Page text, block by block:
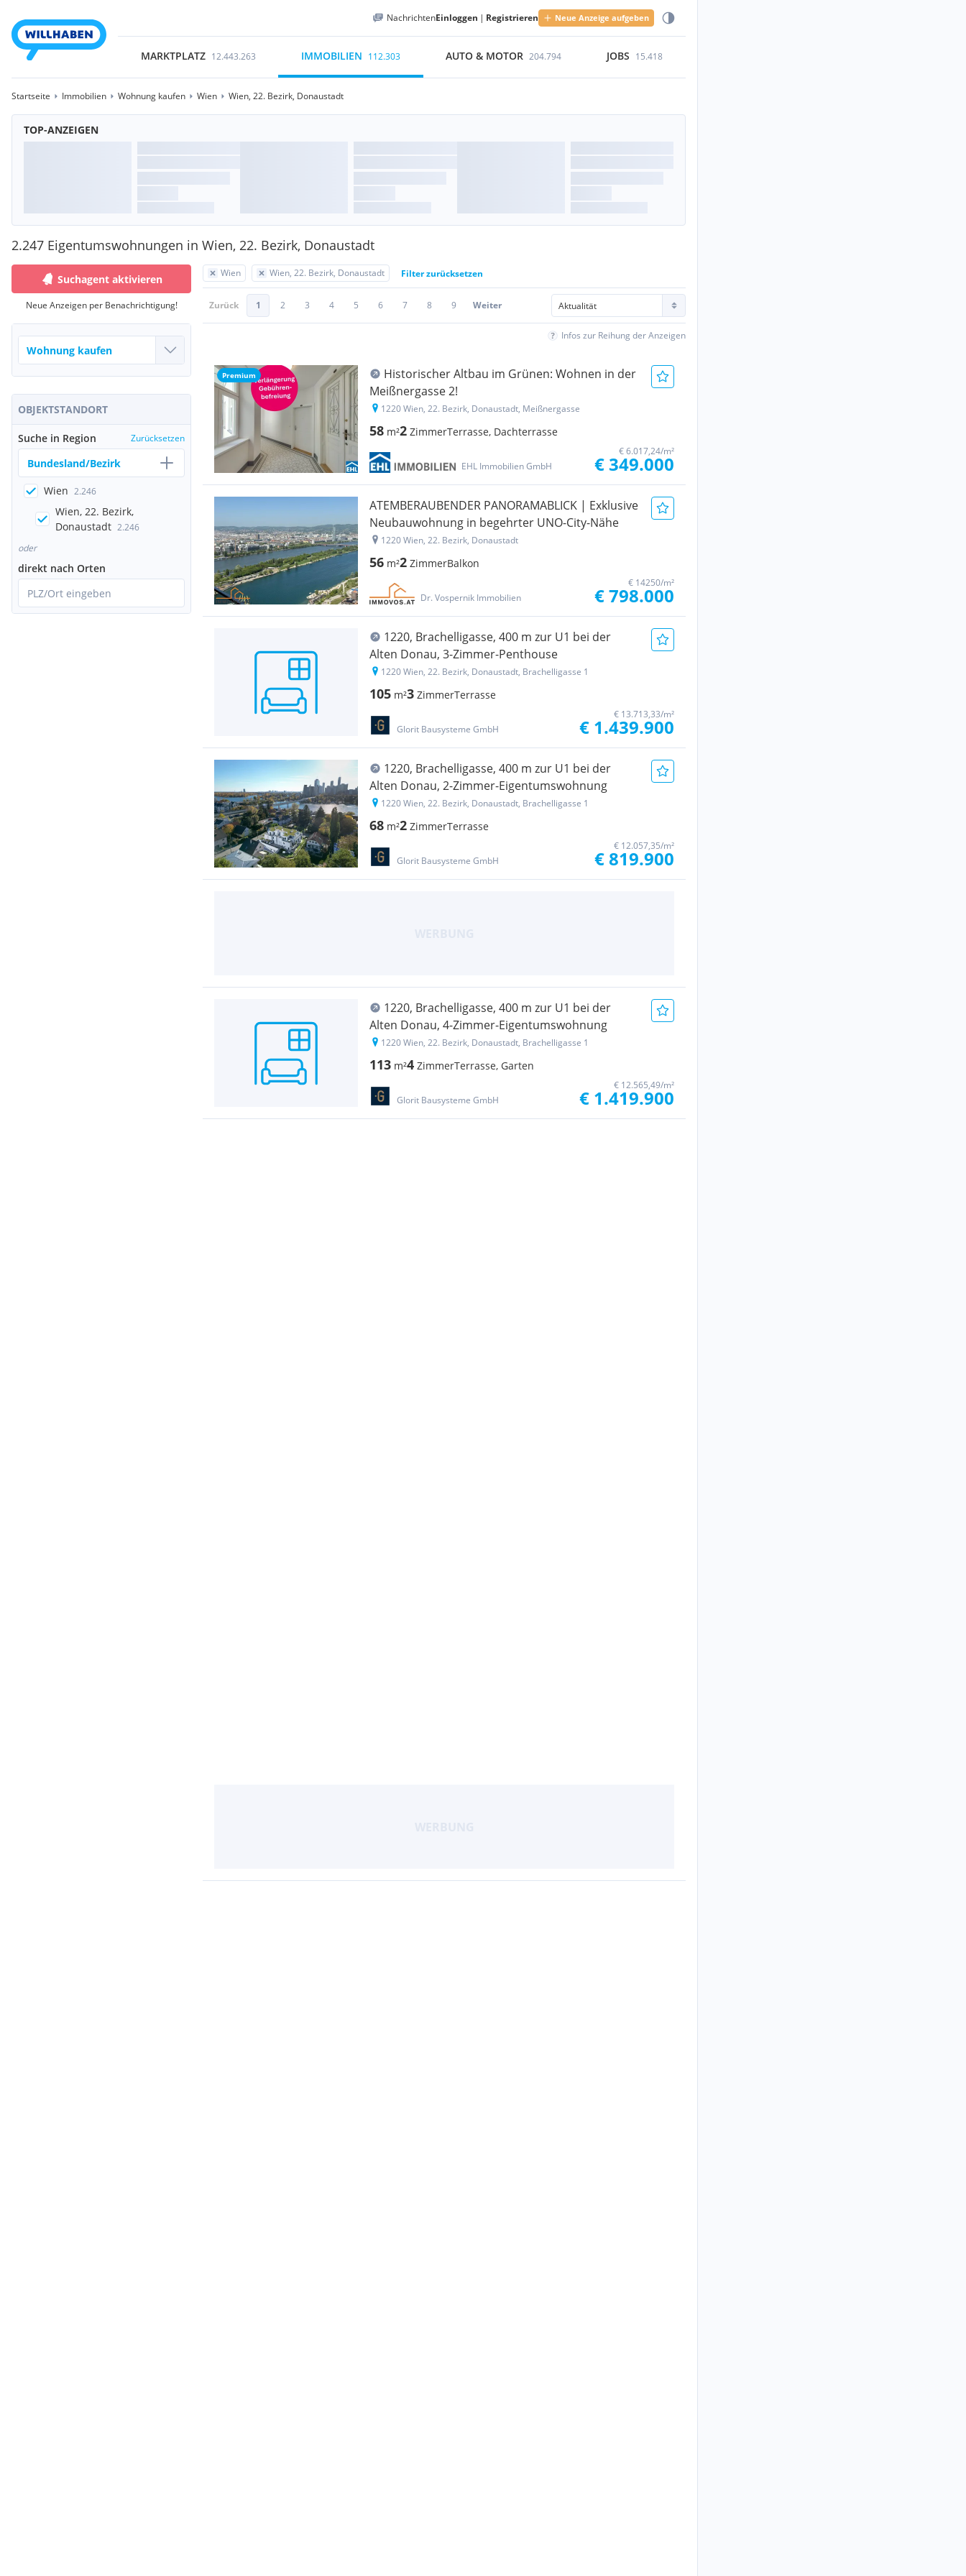
NachrichtenEinloggen | Registrieren Neue Anzeige aufgeben
MARKTPLATZ 12.443.263 IMMOBILIEN 112.303 AUTO & MOTOR 204.794 JOBS 15.418
Startseite Immobilien Wohnung kaufen Wien Wien, 22. Bezirk, Donaustadt
TOP-ANZEIGEN
2.247 Eigentumswohnungen in Wien, 22. Bezirk, Donaustadt
Suchagent aktivieren
Neue Anzeigen per Benachrichtigung!
OBJEKTSTANDORT
Suche in Region Zurücksetzen
Bundesland/Bezirk
Wien 2.246
Wien, 22. Bezirk,
Donaustadt 2.246
oder
direkt nach Orten
PLZ/Ort eingeben
Wien Wien, 22. Bezirk, Donaustadt Filter zurücksetzen
Zurück 1 2 3 4 5 6 7 8 9 Weiter
Infos zur Reihung der Anzeigen
Premium
Historischer Altbau im Grünen: Wohnen in der
Meißnergasse 2!
1220 Wien, 22. Bezirk, Donaustadt, Meißnergasse
58 m²2 ZimmerTerrasse, Dachterrasse
EHL Immobilien GmbH
€ 6.017,24/m²
€ 349.000
ATEMBERAUBENDER PANORAMABLICK | Exklusive
Neubauwohnung in begehrter UNO-City-Nähe
1220 Wien, 22. Bezirk, Donaustadt
56 m²2 ZimmerBalkon
Dr. Vospernik Immobilien
€ 14250/m²
€ 798.000
1220, Brachelligasse, 400 m zur U1 bei der
Alten Donau, 3-Zimmer-Penthouse
1220 Wien, 22. Bezirk, Donaustadt, Brachelligasse 1
105 m²3 ZimmerTerrasse
Glorit Bausysteme GmbH
€ 13.713,33/m²
€ 1.439.900
1220, Brachelligasse, 400 m zur U1 bei der
Alten Donau, 2-Zimmer-Eigentumswohnung
1220 Wien, 22. Bezirk, Donaustadt, Brachelligasse 1
68 m²2 ZimmerTerrasse
Glorit Bausysteme GmbH
€ 12.057,35/m²
€ 819.900
1220, Brachelligasse, 400 m zur U1 bei der
Alten Donau, 4-Zimmer-Eigentumswohnung
1220 Wien, 22. Bezirk, Donaustadt, Brachelligasse 1
113 m²4 ZimmerTerrasse, Garten
Glorit Bausysteme GmbH
€ 12.565,49/m²
€ 1.419.900